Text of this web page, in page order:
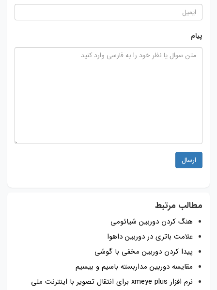
پیام
ارسال
مطالب مرتبط
هنگ کردن دوربین شیائومی
علامت باتری در دوربین داهوا
پیدا کردن دوربین مخفی با گوشی
مقایسه دوربین مداربسته باسیم و بیسیم
نرم افزار xmeye plus برای انتقال تصویر با اینترنت ملی